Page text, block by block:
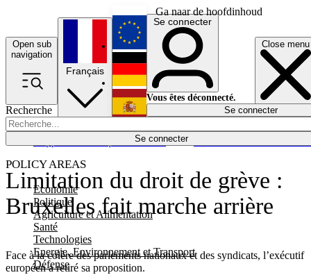
Ga naar de hoofdinhoud
Open sub
navigation
Close menu
Recherche
Se connecter
POLICY AREAS
Economie
Politique
Agriculture et Alimentation
Santé
Technologies
Energie, Environnement et Transport
Défense
Économie
Français
English
Deutsch
Español
Se connecter
Vous êtes déconnecté.
Se connecter
Limitation du droit de grève :
Bruxelles fait marche arrière
Face à la colère des parlements nationaux et des syndicats, l’exécutif
européen a retiré sa proposition.